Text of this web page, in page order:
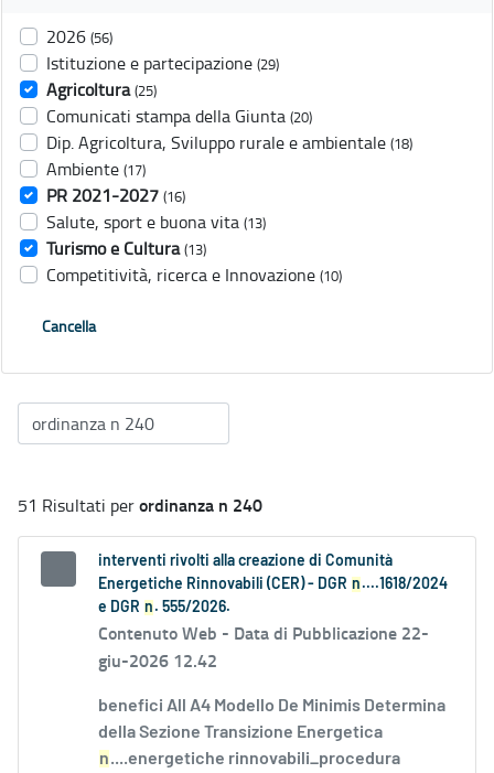
2026 (56)
Istituzione e partecipazione (29)
Agricoltura (25)
Comunicati stampa della Giunta (20)
Dip. Agricoltura, Sviluppo rurale e ambientale (18)
Ambiente (17)
PR 2021-2027 (16)
Salute, sport e buona vita (13)
Turismo e Cultura (13)
Competitività, ricerca e Innovazione (10)
Cancella
51 Risultati perordinanza n 240
interventi rivolti alla creazione di Comunità
Energetiche Rinnovabili (CER) - DGR n ....1618/2024
e DGR n . 555/2026.
Contenuto Web - Data di Pubblicazione 22-
giu-2026 12.42
benefici All A4 Modello De Minimis Determina
della Sezione Transizione Energetica
n....energetiche rinnovabili_procedura